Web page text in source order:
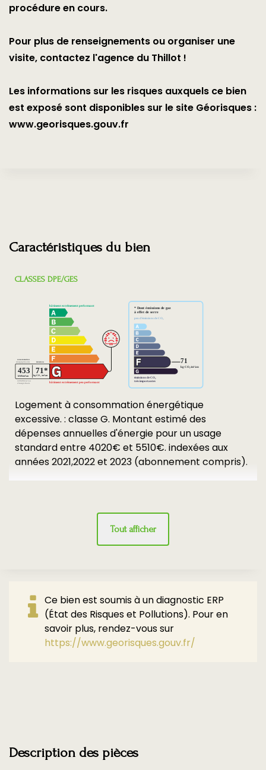
procédure en cours.
Pour plus de renseignements ou organiser une
visite, contactez l'agence du Thillot !
Les informations sur les risques auxquels ce bien
est exposé sont disponibles sur le site Géorisques :
www.georisques.gouv.fr
Caractéristiques du bien
CLASSES DPE/GES
Logement à consommation énergétique
excessive. : classe G. Montant estimé des
dépenses annuelles d'énergie pour un usage
standard entre 4020€ et 5510€. indexées aux
années 2021,2022 et 2023 (abonnement compris).
Tout afficher
Ce bien est soumis à un diagnostic ERP
(État des Risques et Pollutions). Pour en
savoir plus, rendez-vous sur
https://www.georisques.gouv.fr/
Description des pièces